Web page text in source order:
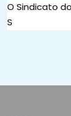
O Sindicato
S